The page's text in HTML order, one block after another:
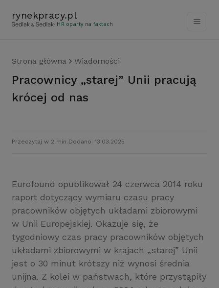
rynekpracy.pl
- HR oparty na faktach
Strona główna Wiadomości
Pracownicy „starej” Unii pracują
krócej od nas
Przeczytaj w 2 min. Dodano: 13.03.2025
Eurofound opublikował 24 czerwca 2014 roku
raport dotyczący wymiaru czasu pracy
pracowników objętych układami zbiorowymi
w Unii Europejskiej. Okazuje się, że
tygodniowy czas pracy pracowników objętych
układami zbiorowymi w krajach „starej” Unii
jest o 30 minut krótszy niż wynosi średnia
unijna. Z kolei w państwach, które przystąpiły